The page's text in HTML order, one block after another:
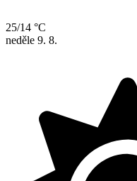
25/14 °C
neděle 9. 8.